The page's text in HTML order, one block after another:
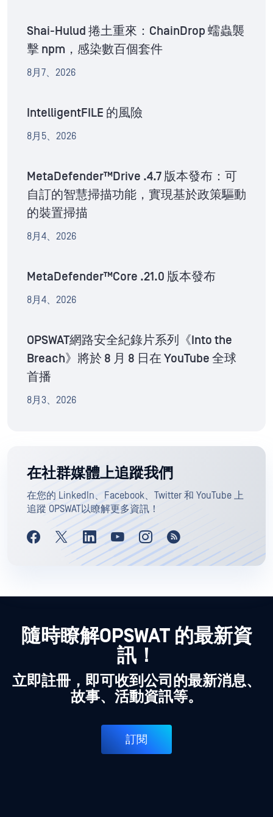
Shai-Hulud 捲土重來：ChainDrop 蠕蟲襲
擊 npm，感染數百個套件
8月7、2026
IntelligentFILE 的風險
8月5、2026
MetaDefender™Drive .4.7 版本發布：可
自訂的智慧掃描功能，實現基於政策驅動
的裝置掃描
8月4、2026
MetaDefender™Core .21.0 版本發布
8月4、2026
OPSWAT網路安全紀錄片系列《Into the
Breach》將於 8 月 8 日在 YouTube 全球
首播
8月3、2026
在社群媒體上追蹤我們
在您的 LinkedIn、Facebook、Twitter 和 YouTube 上
追蹤 OPSWAT以瞭解更多資訊！
隨時瞭解OPSWAT 的最新資
訊！
立即註冊，即可收到公司的最新消息、
故事、活動資訊等。
訂閱